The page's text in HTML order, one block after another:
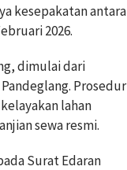
kesepakatan antara
2026.
dimulai dari
Prosedur
lahan
sewa resmi.
Surat Edaran